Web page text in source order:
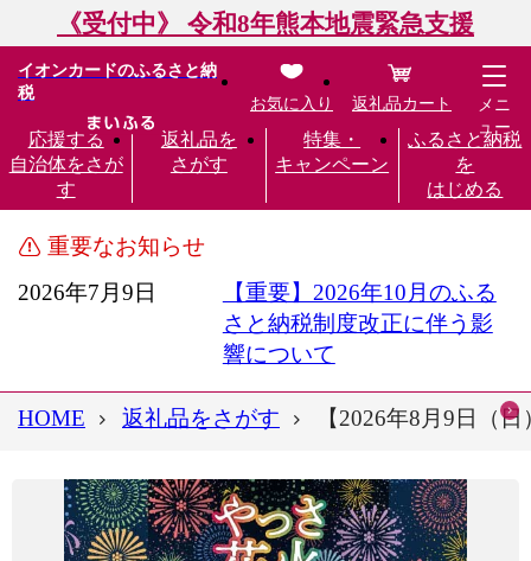
《受付中》 令和8年熊本地震緊急支援
イオンカードのふるさと納
税
応援する
自治体をさが
す
返礼品を
さがす
特集・
キャンペーン
ふるさと納税
を
はじめる
お気に入り 返礼品カート
メニ
ュー
重要なお知らせ
2026年7月9日
【重要】2026年10月のふる
さと納税制度改正に伴う影
響について
HOME 返礼品をさがす 【2026年8月9日（